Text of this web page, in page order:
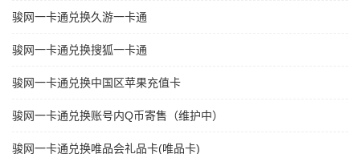
骏网一卡通兑换久游一卡通
骏网一卡通兑换搜狐一卡通
骏网一卡通兑换中国区苹果充值卡
骏网一卡通兑换账号内Q币寄售（维护中）
骏网一卡通兑换唯品会礼品卡(唯品卡)